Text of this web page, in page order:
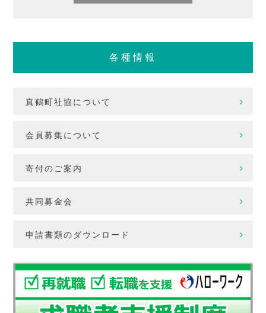
各種情報
真鶴町社協について
会員募集について
寄付のご案内
共同募金会
申請書類のダウンロード